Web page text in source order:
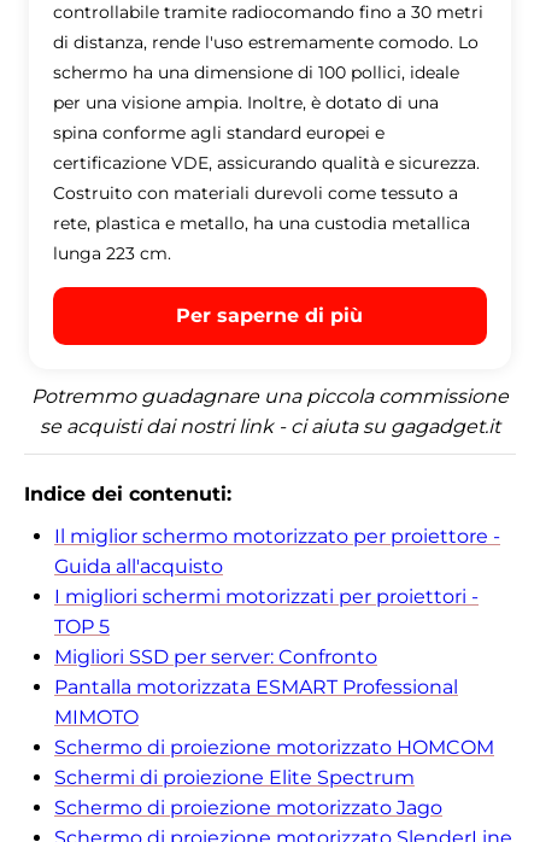
controllabile tramite radiocomando fino a 30 metri
di distanza, rende l'uso estremamente comodo. Lo
schermo ha una dimensione di 100 pollici, ideale
per una visione ampia. Inoltre, è dotato di una
spina conforme agli standard europei e
certificazione VDE, assicurando qualità e sicurezza.
Costruito con materiali durevoli come tessuto a
rete, plastica e metallo, ha una custodia metallica
lunga 223 cm.
Per saperne di più
Potremmo guadagnare una piccola commissione
se acquisti dai nostri link - ci aiuta su gagadget.it
Indice dei contenuti:
Il miglior schermo motorizzato per proiettore -
Guida all'acquisto
I migliori schermi motorizzati per proiettori -
TOP 5
Migliori SSD per server: Confronto
Pantalla motorizzata ESMART Professional
MIMOTO
Schermo di proiezione motorizzato HOMCOM
Schermi di proiezione Elite Spectrum
Schermo di proiezione motorizzato Jago